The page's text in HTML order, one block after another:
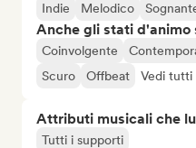
Indie
Melodico
Anche gli stati d'animo
Coinvolgente
Scuro
Offbeat Vedi tutti
Attributi musicali che
Tutti i supporti